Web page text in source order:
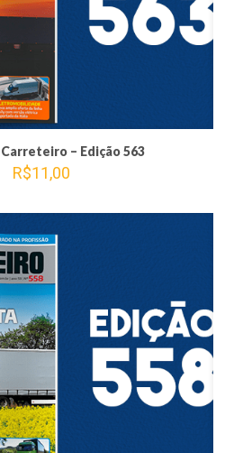
– Edição 563
R$11,00